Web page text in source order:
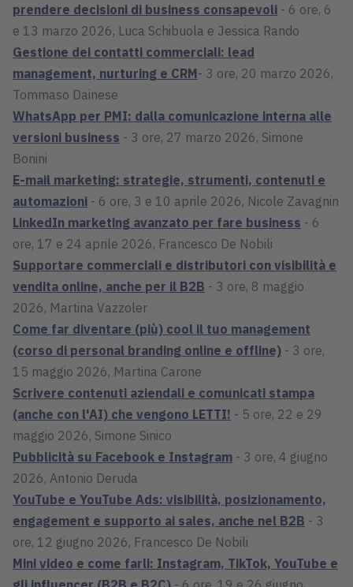
prendere decisioni di business consapevoli - 6 ore, 6
e 13 marzo 2026, Luca Schibuola e Jessica Rando
Gestione dei contatti commerciali: lead
management, nurturing e CRM- 3 ore, 20 marzo 2026,
Tommaso Dainese
WhatsApp per PMI: dalla comunicazione interna alle
versioni business - 3 ore, 27 marzo 2026, Simone
Bonini
E-mail marketing: strategie, strumenti, contenuti e
automazioni - 6 ore, 3 e 10 aprile 2026, Nicole Zavagnin
LinkedIn marketing avanzato per fare business - 6
ore, 17 e 24 aprile 2026, Francesco De Nobili
Supportare commerciali e distributori con visibilità e
vendita online, anche per il B2B - 3 ore, 8 maggio
2026, Martina Vazzoler
Come far diventare (più) cool il tuo management
(corso di personal branding online e offline) - 3 ore,
15 maggio 2026, Martina Carone
Scrivere contenuti aziendali e comunicati stampa
(anche con l'AI) che vengono LETTI! - 5 ore, 22 e 29
maggio 2026, Simone Sinico
Pubblicità su Facebook e Instagram - 3 ore, 4 giugno
2026, Antonio Deruda
YouTube e YouTube Ads: visibilità, posizionamento,
engagement e supporto ai sales, anche nel B2B - 3
ore, 12 giugno 2026, Francesco De Nobili
Mini video e come farli: Instagram, TikTok, YouTube e